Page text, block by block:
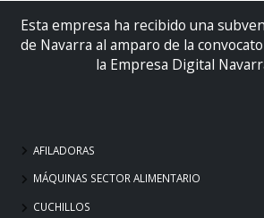
Esta empresa ha recibido una
de Navarra al amparo de la
la Empresa Digital
AFILADORAS
MÁQUINAS SECTOR ALIMENTARIO
CUCHILLOS